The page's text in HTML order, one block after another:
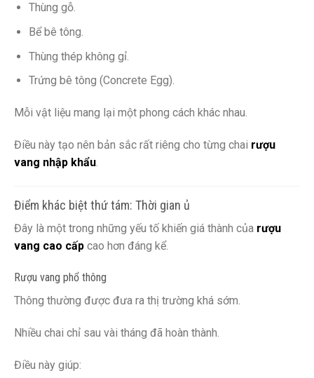
Thùng gỗ.
Bể bê tông.
Thùng thép không gỉ.
Trứng bê tông (Concrete Egg).
Mỗi vật liệu mang lại một phong cách khác nhau.
Điều này tạo nên bản sắc rất riêng cho từng chai rượu
vang nhập khẩu.
Điểm khác biệt thứ tám: Thời gian ủ
Đây là một trong những yếu tố khiến giá thành của rượu
vang cao cấp cao hơn đáng kể.
Rượu vang phổ thông
Thông thường được đưa ra thị trường khá sớm.
Nhiều chai chỉ sau vài tháng đã hoàn thành.
Điều này giúp: